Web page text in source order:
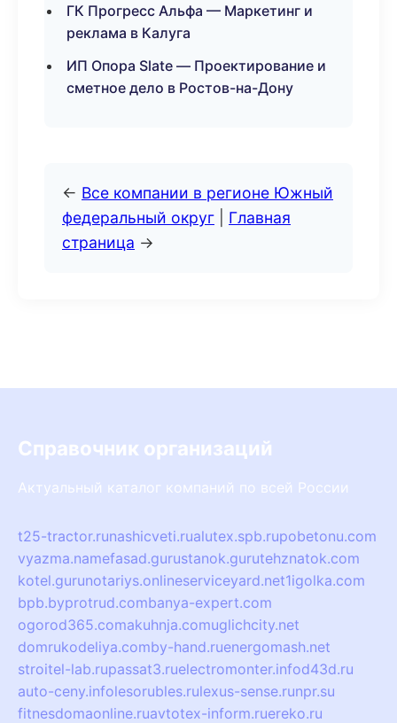
ГК Прогресс Альфа — Маркетинг и
реклама в Калуга
ИП Опора Slate — Проектирование и
сметное дело в Ростов-на-Дону
← Все компании в регионе Южный
федеральный округ
Главная
страница →
Справочник организаций
Актуальный каталог компаний по всей России
t25-tractor.runashicveti.rualutex.spb.rupobetonu.com
vyazma.namefasad.gurustanok.gurutehznatok.com
kotel.gurunotariys.onlineserviceyard.net1igolka.com
bpb.byprotrud.combanya-expert.com
ogorod365.comakuhnja.comuglichcity.net
domrukodeliya.comby-hand.ruenergomash.net
stroitel-lab.rupassat3.ruelectromonter.infod43d.ru
auto-ceny.infolesorubles.rulexus-sense.runpr.su
fitnesdomaonline.ruavtotex-inform.ruereko.ru